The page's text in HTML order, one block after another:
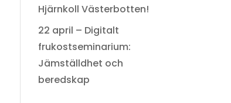
Hjärnkoll Västerbotten!
22 april – Digitalt
frukostseminarium:
Jämställdhet och
beredskap